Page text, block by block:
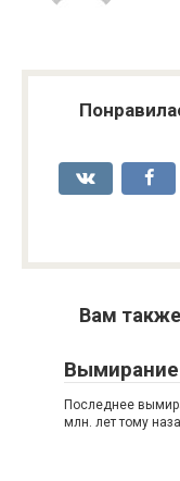
Вам
Последнее
млн. лет тому